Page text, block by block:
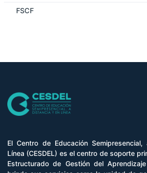
FSCF
El Centro de Educación
Línea (CESDEL) es el centro de soporte
Estructurado de Gestión del